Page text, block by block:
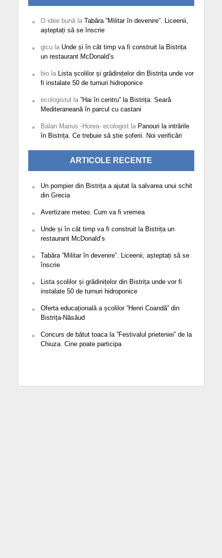
O idee bunăla Tabăra ”Militar în devenire”. Liceenii,
așteptați să se înscrie
gicula Unde și în cât timp va fi construit la Bistrița
un restaurant McDonald’s
biola Lista școlilor și grădinițelor din Bistrița unde vor
fi instalate 50 de turnuri hidroponice
ecologistul la ”Hai în centru” la Bistrița: Seară
Mediteraneană în parcul cu castani
Balan Marius -Horea- ecologistla Panouri la intrările
în Bistrița. Ce trebuie să știe șoferii. Noi verificări
ARTICOLE RECENTE
Un pompier din Bistrița a ajutat la salvarea unui schit
din Grecia
Avertizare meteo. Cum va fi vremea
Unde și în cât timp va fi construit la Bistrița un
restaurant McDonald’s
Tabăra ”Militar în devenire”. Liceenii, așteptați să se
înscrie
Lista școlilor și grădinițelor din Bistrița unde vor fi
instalate 50 de turnuri hidroponice
Oferta educațională a școlilor ”Henri Coandă” din
Bistrița-Năsăud
Concurs de bătut toaca la ”Festivalul prieteniei” de la
Chiuza. Cine poate participa